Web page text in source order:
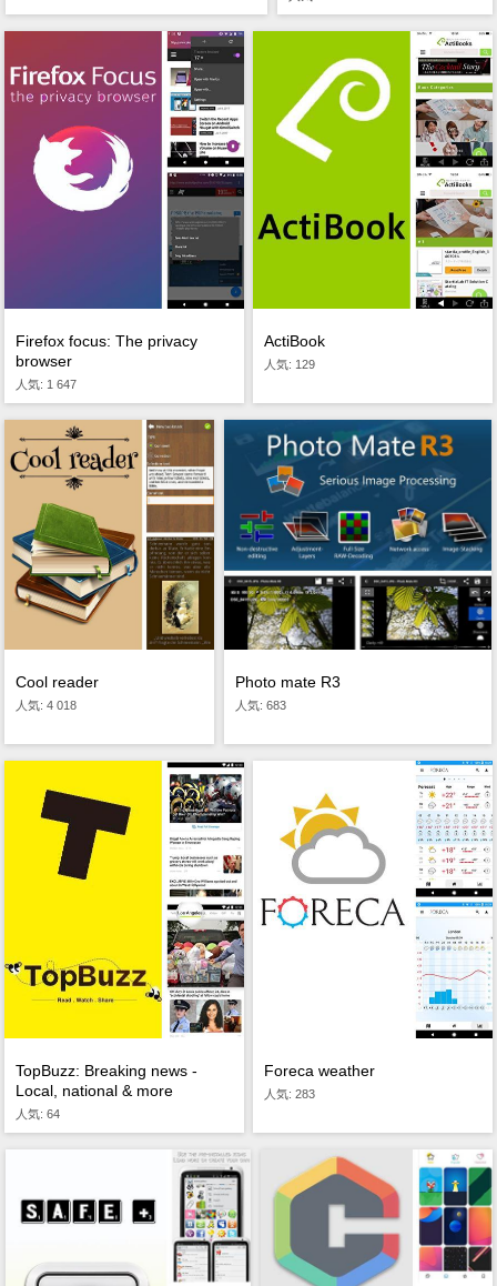
Firefox focus: The privacy
browser
人気: 1 647
ActiBook
人気: 129
Cool reader
人気: 4 018
Photo mate R3
人気: 683
TopBuzz: Breaking news -
Local, national & more
人気: 64
Foreca weather
人気: 283